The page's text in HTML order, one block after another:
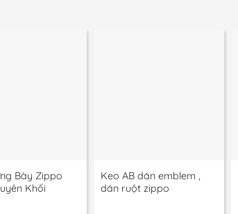
Bày Zippo
Khối
Keo AB dán emblem ,
dán ruột zippo